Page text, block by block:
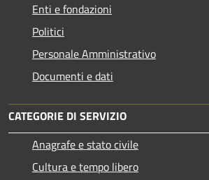
Enti e fondazioni
Politici
Personale Amministrativo
Documenti e dati
CATEGORIE DI SERVIZIO
Anagrafe e stato civile
Cultura e tempo libero